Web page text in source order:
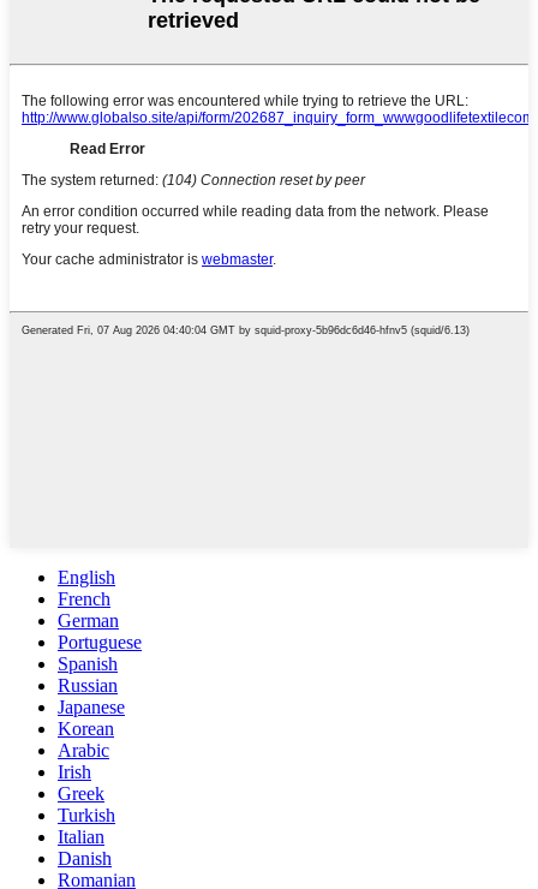
English
French
German
Portuguese
Spanish
Russian
Japanese
Korean
Arabic
Irish
Greek
Turkish
Italian
Danish
Romanian